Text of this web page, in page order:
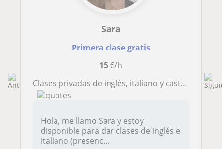
Sara
Primera clase gratis
15€/h
Clases privadas de inglés, italiano y castellano (niños y adultos, presenciales y online)
Hola, me llamo Sara y estoy
disponible para dar clases de inglés e
italiano (presenc...